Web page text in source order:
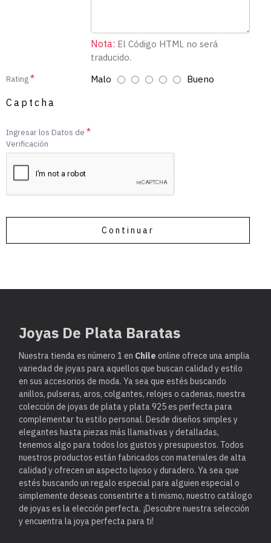
Nota: El Código HTML no será
traducido.
Rating Malo Bueno
Captcha
Ingresar los Datos de
Verificación
Continuar
Joyas De Plata Baratas
Nuestra tienda es número 1 en Chile online ofrece una amplia
variedad de joyas para aquellos que buscan calidad y estilo
en sus accesorios de moda. Ya sea que estés buscando
anillos, pulseras, aros, colgantes, relojes o cadenas, nuestra
colección de joyas de plata y plata 925 es perfecta para
complementar tu estilo personal. Desde diseños simples y
elegantes hasta piezas más llamativas y detalladas,
tenemos algo para todos los gustos y presupuestos. Todos
nuestros productos están fabricados con materiales de alta
calidad y ofrecen un aspecto lujoso y duradero. Ya sea que
estés buscando un regalo especial para alguien especial o
simplemente deseas consentirte a ti mismo, nuestro catálogo
de joyas es la elección perfecta. ¡Descubre nuestra selección
y encuentra la joya perfecta para ti!